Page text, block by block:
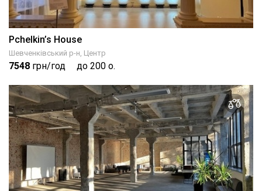
Pchelkin’s House
Шевченківський р-н, Центр
7548 грн/год до 200 о.